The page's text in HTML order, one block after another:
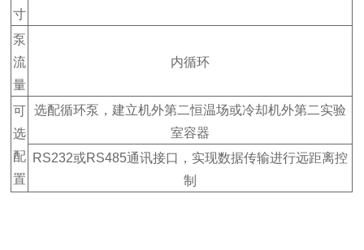
寸
泵
流
量
内循环
可
选
配
置
选配循环泵，建立机外第二恒温场或冷却机外第二实验
室容器
RS232或RS485通讯接口，实现数据传输进行远距离控
制